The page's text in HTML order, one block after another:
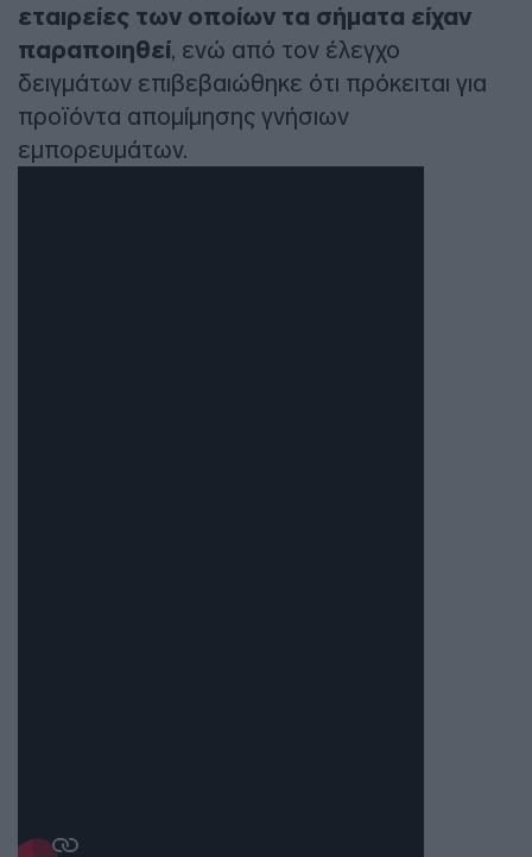
εταιρείες των οποίων τα σήματα είχαν
παραποιηθεί, ενώ από τον έλεγχο
δειγμάτων επιβεβαιώθηκε ότι πρόκειται για
προϊόντα απομίμησης γνήσιων
εμπορευμάτων.